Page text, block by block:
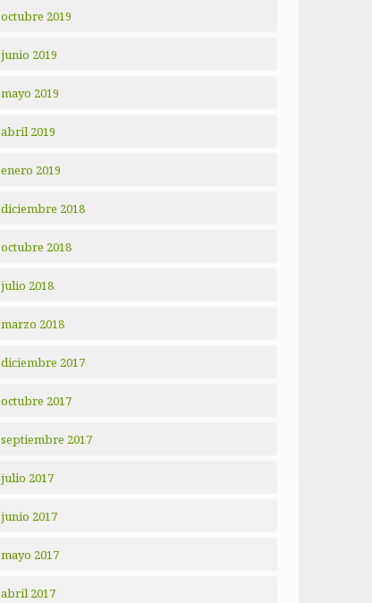
octubre 2019
junio 2019
mayo 2019
abril 2019
enero 2019
diciembre 2018
octubre 2018
julio 2018
marzo 2018
diciembre 2017
octubre 2017
septiembre 2017
julio 2017
junio 2017
mayo 2017
abril 2017